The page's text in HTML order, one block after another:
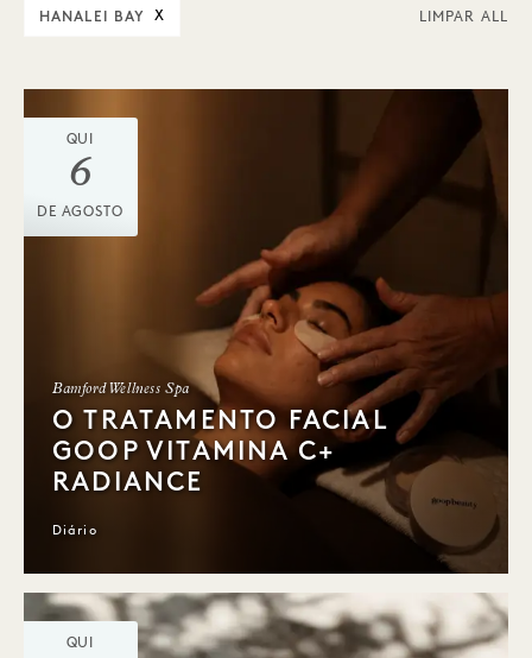
HANALEI BAY X LIMPAR ALL
QUI
6
DE AGOSTO
Bamford Wellness Spa
O TRATAMENTO FACIAL
GOOP VITAMINA C+
RADIANCE
Diário
QUI